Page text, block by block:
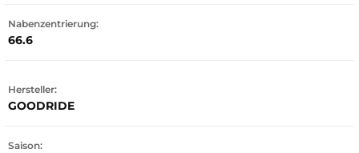
Nabenzentrierung:
66.6
Hersteller:
GOODRIDE
Saison: